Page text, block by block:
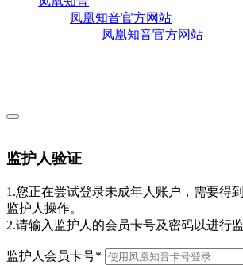
凤凰知音官方网站
凤凰知音官方网站
监护人验证
1.您正在尝试登录未成年人账户，需要得
监护人操作。
2.请输入监护人的会员卡号及密码以进行
监护人会员卡号*